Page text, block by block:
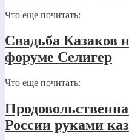
Что еще почитать:
Свадьба Казаков
форуме Селигер
Что еще почитать:
России руками